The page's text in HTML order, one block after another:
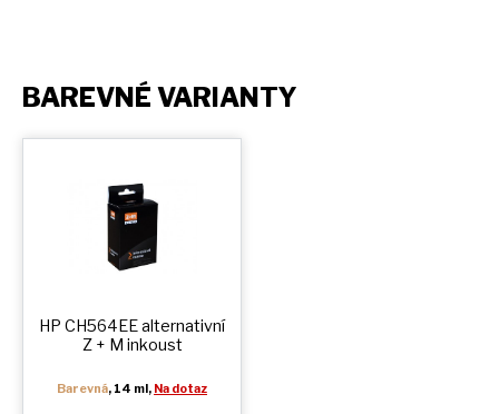
BAREVNÉ VARIANTY
HP CH564EE alternativní
Z + M inkoust
Barevná, 14 ml, Na dotaz